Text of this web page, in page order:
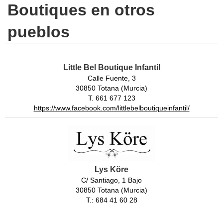
Boutiques en otros
pueblos
Little Bel Boutique Infantil
Calle Fuente, 3
30850 Totana (Murcia)
T. 661 677 123
https://www.facebook.com/littlebelboutiqueinfantil/
Lys Köre
C/ Santiago, 1 Bajo
30850 Totana (Murcia)
T.: 684 41 60 28